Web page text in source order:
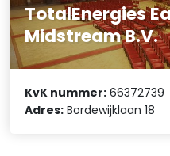
TotalEnergies
Midstream B.V.
KvK nummer: 66372739
Adres: Bordewijklaan 18